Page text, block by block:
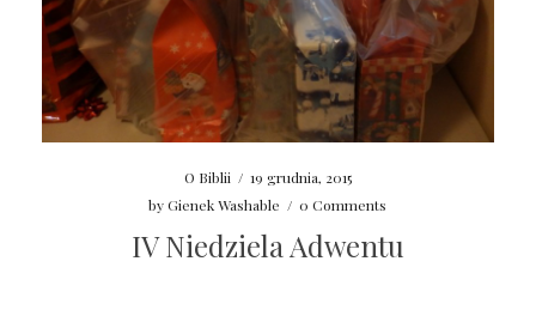
O Biblii / 19 grudnia, 2015
byGienek Washable / 0 Comments
IV Niedziela Adwentu